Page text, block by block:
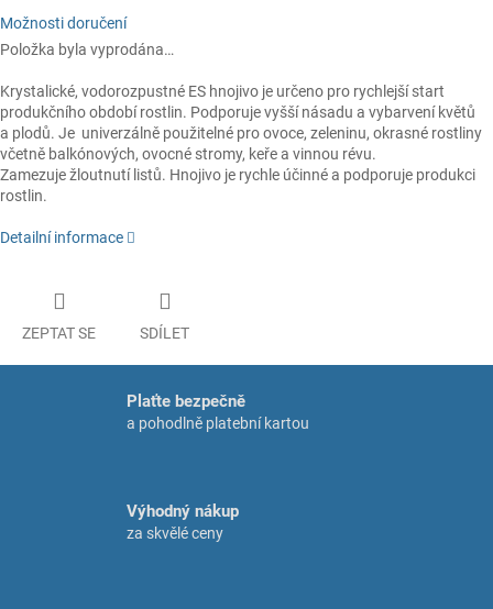
Možnosti doručení
Položka byla vyprodána…
Krystalické, vodorozpustné ES hnojivo je určeno pro rychlejší start
produkčního období rostlin. Podporuje vyšší násadu a vybarvení květů
a plodů. Je univerzálně použitelné pro ovoce, zeleninu, okrasné rostliny
včetně balkónových, ovocné stromy, keře a vinnou révu.
Zamezuje žloutnutí listů. Hnojivo je rychle účinné a podporuje produkci
rostlin.
Detailní informace
ZEPTAT SE SDÍLET
Plaťte bezpečně
a pohodlně platební kartou
Výhodný nákup
za skvělé ceny